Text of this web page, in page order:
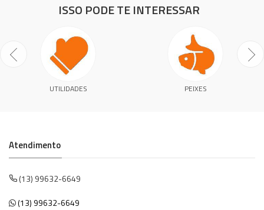
ISSO PODE TE INTERESSAR
UTILIDADES PEIXES
Atendimento
(13) 99632-6649
(13) 99632-6649